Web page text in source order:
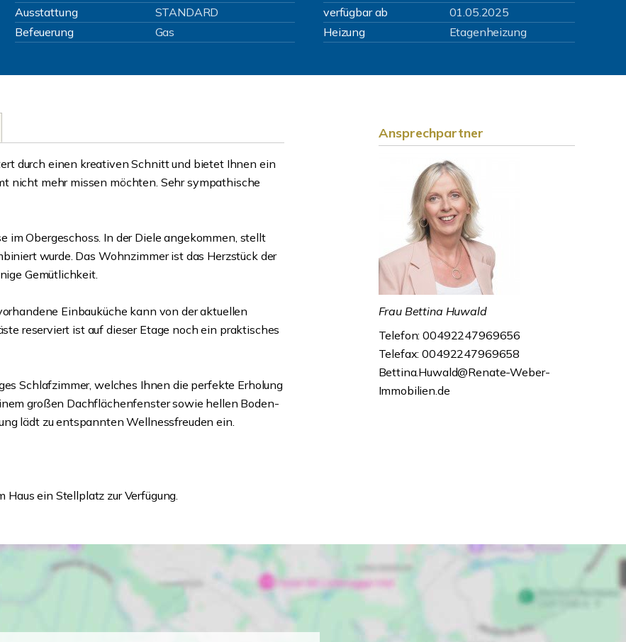
Ausstattung
STANDARD verfügbar ab
01.05.2025
Befeuerung
Gas Heizung Etagenheizung
durch einen kreativen Schnitt und bietet Ihnen ein
nicht mehr missen möchten. Sehr sympathische
im Obergeschoss. In der Diele angekommen, stellt
wurde. Das Wohnzimmer ist das Herzstück der
Gemütlichkeit.
Einbauküche kann von der aktuellen
reserviert ist auf dieser Etage noch ein praktisches
Schlafzimmer, welches Ihnen die perfekte Erholung
großen Dachflächenfenster sowie hellen Boden-
lädt zu entspannten Wellnessfreuden ein.
ein Stellplatz zur Verfügung.
Ansprechpartner
Frau Bettina Huwald
Telefon: 00492247969656
Telefax: 00492247969658
Bettina.Huwald@Renate-Weber-
Immobilien.de